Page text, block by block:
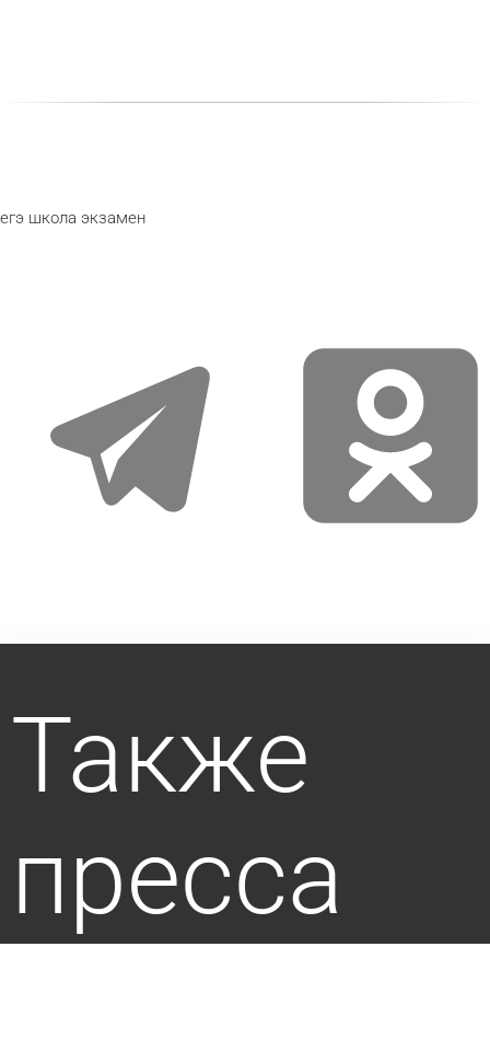
егэ школа экзамен
odnoklassniki
Также
пресса